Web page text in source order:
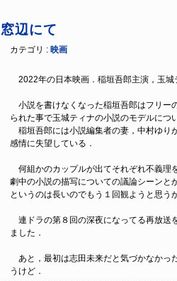
窓辺にて
カテゴリ : 映画
2022年の日本映画．稲垣吾郎主演，玉城
小説を書けなくなった稲垣吾郎はフリー
られた事で玉城ティナの小説のモデルにつ
稲垣吾郎には小説編集者の妻，中村ゆり
感情に失望している．
何組かのカップルが出てそれぞれ不義理
劇中の小説の描写についての議論シーンと
というのは長いのでもう１回観ようと思う
連ドラの第８回の深夜になってる再放送
ました．
あと，最初は志田未来だと気づかなかっ
うけど．